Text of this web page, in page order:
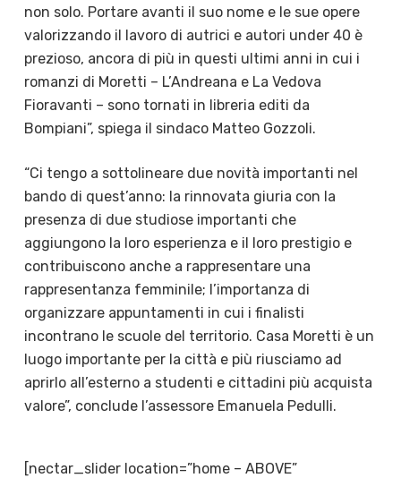
non solo. Portare avanti il suo nome e le sue opere
valorizzando il lavoro di autrici e autori under 40 è
prezioso, ancora di più in questi ultimi anni in cui i
romanzi di Moretti – L’Andreana e La Vedova
Fioravanti – sono tornati in libreria editi da
Bompiani”, spiega il sindaco Matteo Gozzoli.
“Ci tengo a sottolineare due novità importanti nel
bando di quest’anno: la rinnovata giuria con la
presenza di due studiose importanti che
aggiungono la loro esperienza e il loro prestigio e
contribuiscono anche a rappresentare una
rappresentanza femminile; l’importanza di
organizzare appuntamenti in cui i finalisti
incontrano le scuole del territorio. Casa Moretti è un
luogo importante per la città e più riusciamo ad
aprirlo all’esterno a studenti e cittadini più acquista
valore”, conclude l’assessore Emanuela Pedulli.
[nectar_slider location=”home – ABOVE”